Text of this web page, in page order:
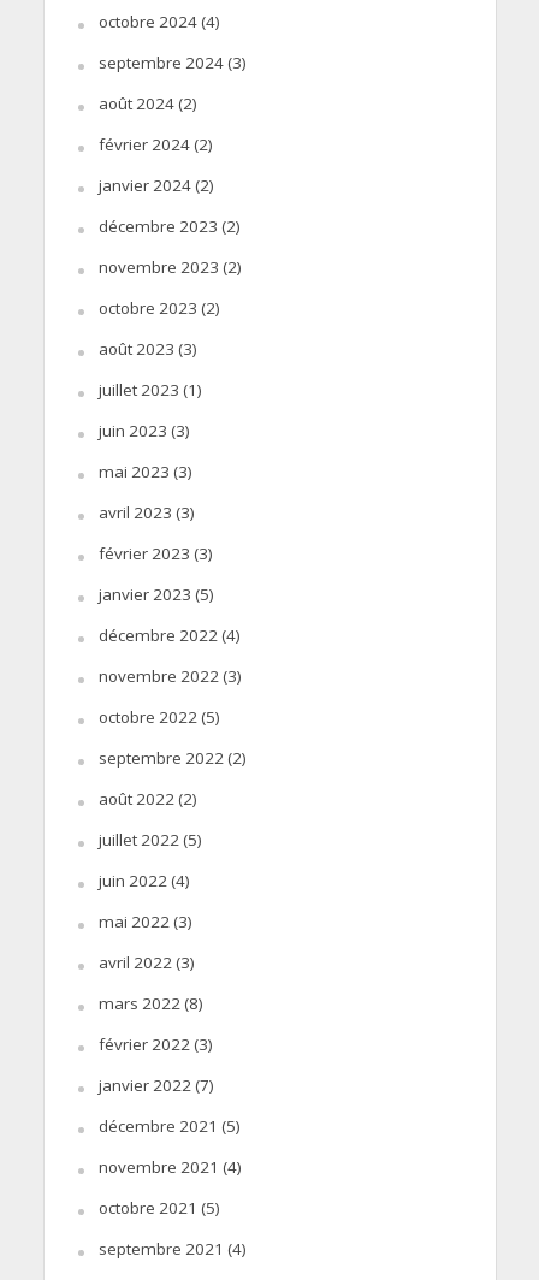
octobre 2024(4)
septembre 2024(3)
août 2024(2)
février 2024(2)
janvier 2024(2)
décembre 2023 (2)
novembre 2023 (2)
octobre 2023 (2)
août 2023 (3)
juillet 2023 (1)
juin 2023 (3)
mai 2023 (3)
avril 2023 (3)
février 2023 (3)
janvier 2023 (5)
décembre 2022(4)
novembre 2022(3)
octobre 2022(5)
septembre 2022(2)
août 2022(2)
juillet 2022(5)
juin 2022(4)
mai 2022(3)
avril 2022(3)
mars 2022(8)
février 2022(3)
janvier 2022(7)
décembre 2021 (5)
novembre 2021 (4)
octobre 2021 (5)
septembre 2021 (4)